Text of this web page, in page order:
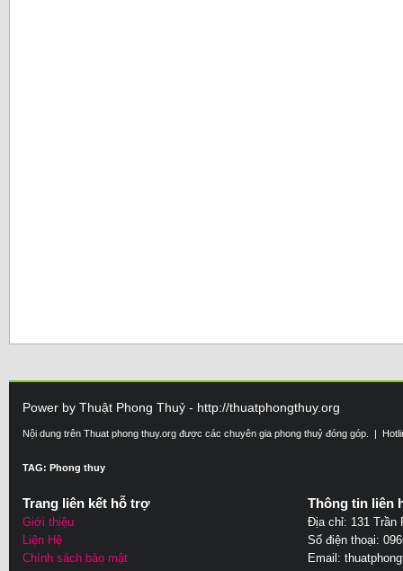
Power by Thuật Phong Thuỷ - http://thuatphongthuy.org
Nội dung trên Thuat phong thuy.org được các chuyên gia phong thuỷ đóng góp. |
TAG: Phong thuy
Trang liên kết hỗ trợ
Giới thiệu
Liện Hệ
Chính sách bảo mật
Thông tin liên
Địa chỉ: 131 Trần
Số điện thoại:
Email: